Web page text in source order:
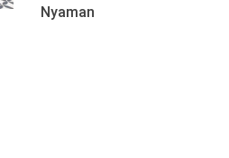
Nyaman